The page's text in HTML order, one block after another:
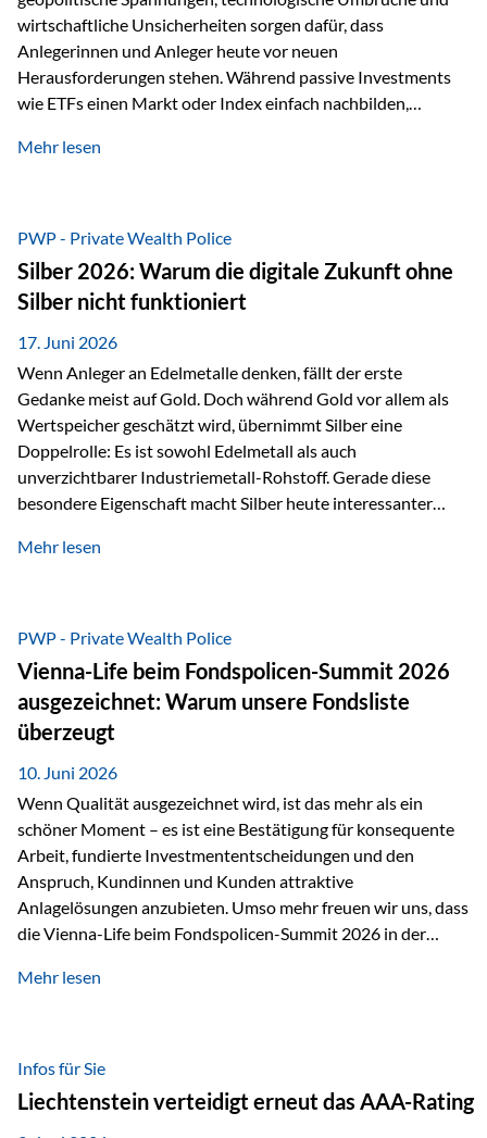
wirtschaftliche Unsicherheiten sorgen dafür, dass
Anlegerinnen und Anleger heute vor neuen
Herausforderungen stehen. Während passive Investments
wie ETFs einen Markt oder Index einfach nachbilden,
setzen auf die Expertise erfahrener Fondsmanager, die
Veränderungen geprägt ist, kann diese aktive
Herangehensweise einen entscheidenden Mehrwert bieten.
Was zeichnet aktive Fonds aus? Aktive Fonds verfolgen das
Ziel, nicht nur einen Markt abzubilden, sondern gezielt
Anlageentscheidungen zu treffen. Fondsmanager
analysieren Unternehmen,…
Mehr lesen
PWP - Private Wealth Police
Silber 2026: Warum die digitale Zukunft ohne
Silber nicht funktioniert
17. Juni 2026
Wenn Anleger an Edelmetalle denken, fällt der erste
Gedanke meist auf Gold. Doch während Gold vor allem als
Wertspeicher geschätzt wird, übernimmt Silber eine
Doppelrolle: Es ist sowohl Edelmetall als auch
unverzichtbarer Industriemetall-Rohstoff. Gerade diese
besondere Eigenschaft macht Silber heute interessanter
elektrischer – und genau dort spielt Silber eine
Leitfähigkeit aller Metalle. Diese Eigenschaft macht es für
zahlreiche Zukunftstechnologien praktisch unverzichtbar.
Silber findet sich unter anderem in: Solarmodulen
Elektrofahrzeugen Halbleitern Smartphones und Tablets…
Mehr lesen
PWP - Private Wealth Police
Vienna-Life beim Fondspolicen-Summit 2026
ausgezeichnet: Warum unsere Fondsliste
überzeugt
10. Juni 2026
Wenn Qualität ausgezeichnet wird, ist das mehr als ein
schöner Moment – es ist eine Bestätigung für konsequente
Arbeit, fundierte Investmententscheidungen und den
Anspruch, Kundinnen und Kunden attraktive
Anlagelösungen anzubieten. Umso mehr freuen wir uns, dass
die Vienna-Life beim Fondspolicen-Summit 2026 in der
dieser Ehrung ist der renommierte Fondspolicenreport der
analysiert und verglichen wurden. Das Ergebnis: Die ETF-
Auswahl der Vienna-Life zählt zu den drei besten Angeboten
am Markt. Für uns ist diese Auszeichnung eine Bestätigung
Mehr lesen
Infos für Sie
Liechtenstein verteidigt erneut das AAA-Rating